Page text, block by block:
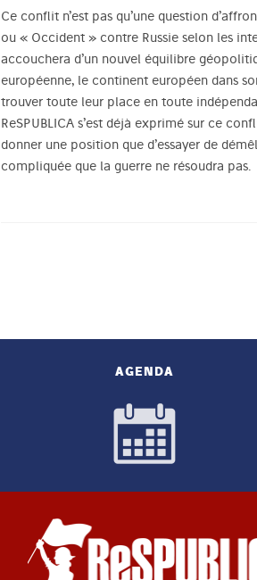
Ce conflit n’est pas qu’une question
ou « Occident » contre Russie selon les
accouchera d’un nouvel équilibre
européenne, le continent européen dans
trouver toute leur place en toute
ReSPUBLICA s’est déjà exprimé sur ce
donner une position que d’essayer de
compliquée que la guerre ne résoudra pas.
AGENDA